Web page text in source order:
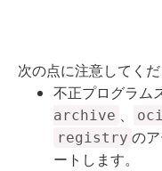
次の点に注意してくだ
不正プログラム
archive 、
registry の
ートします。